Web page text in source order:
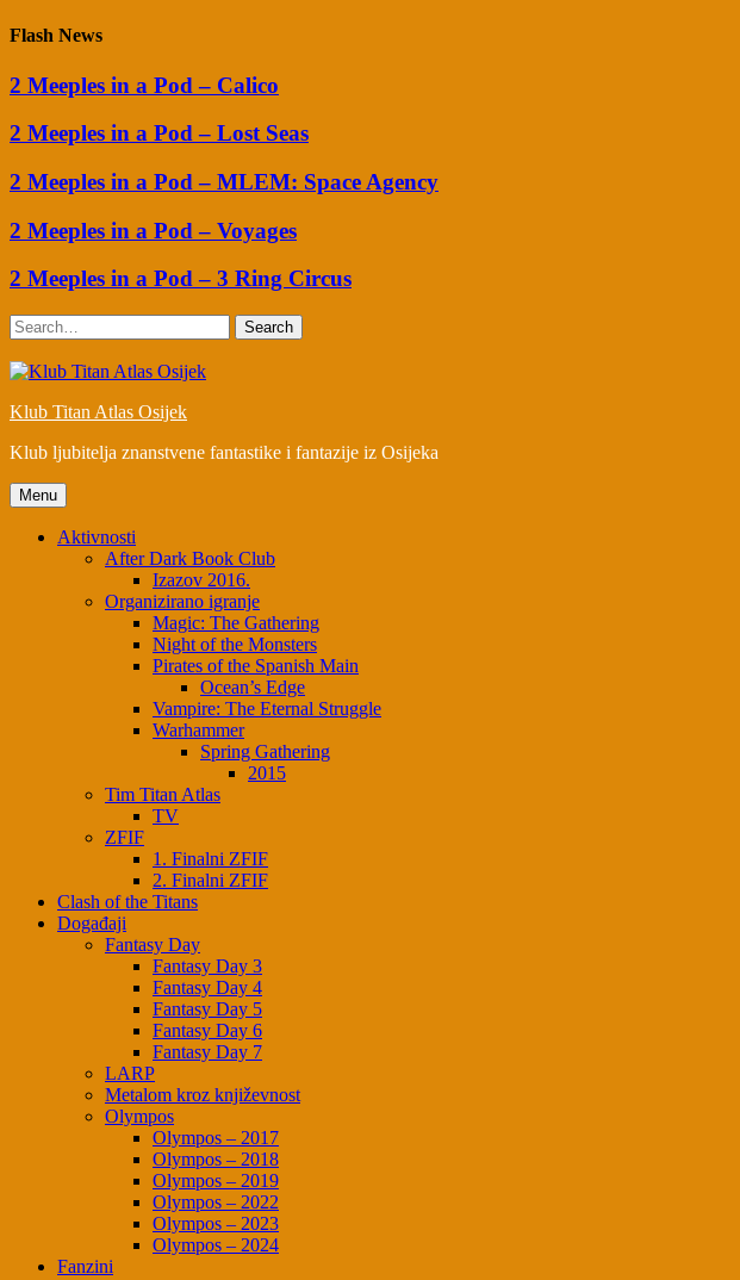
Flash News
2 Meeples in a Pod – Calico
2 Meeples in a Pod – Lost Seas
2 Meeples in a Pod – MLEM: Space Agency
2 Meeples in a Pod – Voyages
2 Meeples in a Pod – 3 Ring Circus
Search
Klub Titan Atlas Osijek
Klub ljubitelja znanstvene fantastike i fantazije iz Osijeka
Menu
Aktivnosti
After Dark Book Club
Izazov 2016.
Organizirano igranje
Magic: The Gathering
Night of the Monsters
Pirates of the Spanish Main
Ocean’s Edge
Vampire: The Eternal Struggle
Warhammer
Spring Gathering
2015
Tim Titan Atlas
TV
ZFIF
1. Finalni ZFIF
2. Finalni ZFIF
Clash of the Titans
Događaji
Fantasy Day
Fantasy Day 3
Fantasy Day 4
Fantasy Day 5
Fantasy Day 6
Fantasy Day 7
LARP
Metalom kroz književnost
Olympos
Olympos – 2017
Olympos – 2018
Olympos – 2019
Olympos – 2022
Olympos – 2023
Olympos – 2024
Fanzini